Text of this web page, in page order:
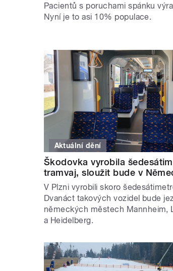
Pacientů s poruchami spánku
Nyní je to asi 10% populace.
Aktuální dění
Škodovka vyrobila
tramvaj, sloužit bude v
V Plzni vyrobili skoro
Dvanáct takových vozidel bude
německých městech Mannheim,
a Heidelberg.